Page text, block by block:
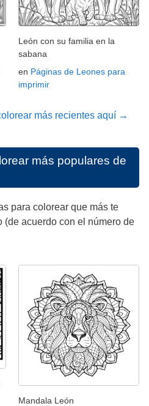
León con su familia en la
sabana
en Páginas de Leones para
imprimir
más recientes aquí →
más populares de
para colorear que más te
(de acuerdo con el número de
Mandala León